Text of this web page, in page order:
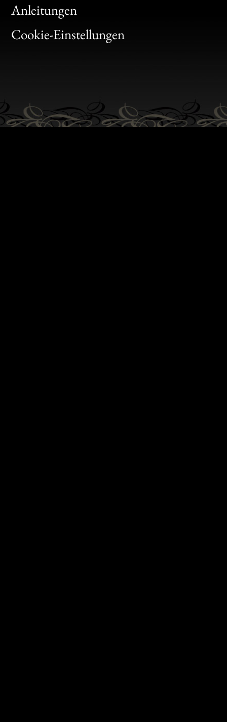
Anleitungen
Cookie-Einstellungen